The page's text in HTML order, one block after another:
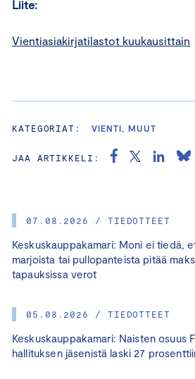
07.08.2026 / TIEDOTTEET
Keskuskauppakamari: Moni ei tiedä,
marjoista tai pullopanteista pitää
tapauksissa verot
05.08.2026 / TIEDOTTEET
Keskuskauppakamari: Naisten osuus
hallituksen jäsenistä laski 27
Liite:
Vientiasiakirjatilastot kuukausittain
KATEGORIAT: VIENTI, MUUT
JAA ARTIKKELI: